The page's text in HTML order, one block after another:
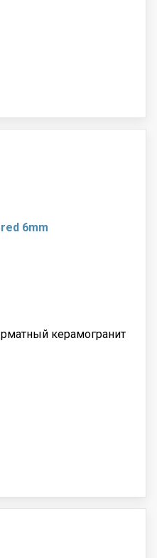
6mm
керамогранит